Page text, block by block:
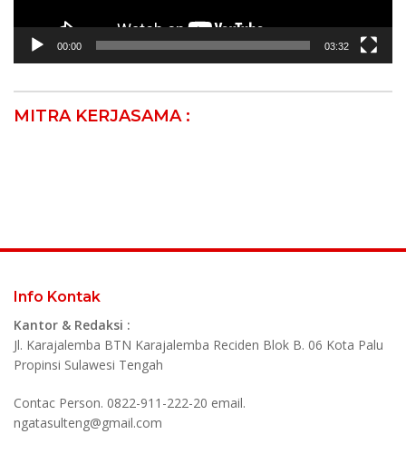
00:00 03:32
MITRA KERJASAMA :
Info Kontak
Kantor & Redaksi :
Jl. Karajalemba BTN Karajalemba Reciden Blok B. 06 Kota Palu
Propinsi Sulawesi Tengah
Contac Person. 0822-911-222-20 email.
ngatasulteng@gmail.com